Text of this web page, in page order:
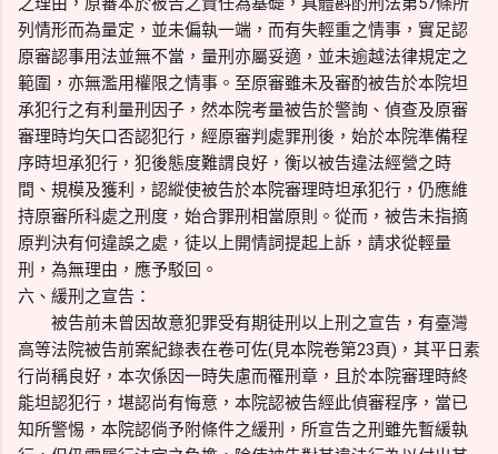
列情形而為量定，並未偏執一端，而有失輕重之情事，實足認
原審認事用法並無不當，量刑亦屬妥適，並未逾越法律規定之
範圍，亦無濫用權限之情事。至原審雖未及審酌被告於本院坦
承犯行之有利量刑因子，然本院考量被告於警詢、偵查及原審
審理時均矢口否認犯行，經原審判處罪刑後，始於本院準備程
序時坦承犯行，犯後態度難謂良好，衡以被告違法經營之時
間、規模及獲利，認縱使被告於本院審理時坦承犯行，仍應維
持原審所科處之刑度，始合罪刑相當原則。從而，被告未指摘
原判決有何違誤之處，徒以上開情詞提起上訴，請求從輕量
刑，為無理由，應予駁回。
六、緩刑之宣告：
被告前未曾因故意犯罪受有期徒刑以上刑之宣告，有臺灣
高等法院被告前案紀錄表在卷可佐(見本院卷第23頁)，其平日素
行尚稱良好，本次係因一時失慮而罹刑章，且於本院審理時終
能坦認犯行，堪認尚有悔意，本院認被告經此偵審程序，當已
知所警惕，本院認倘予附條件之緩刑，所宣告之刑雖先暫緩執